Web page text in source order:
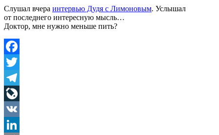
Слушал вчера интервью Дудя с Лимоновым. Услышал
от последнего интересную мысль…
Доктор, мне нужно меньше пить?
Facebook
Twitter
Telegram
LiveJournal
VK